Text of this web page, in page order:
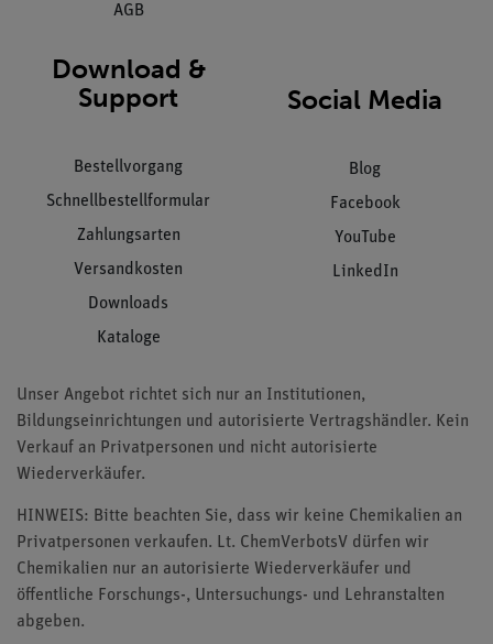
AGB
Download &
Support
Bestellvorgang
Schnellbestellformular
Zahlungsarten
Versandkosten
Downloads
Kataloge
Social Media
Blog
Facebook
YouTube
LinkedIn
Unser Angebot richtet sich nur an Institutionen,
Bildungseinrichtungen und autorisierte Vertragshändler. Kein
Verkauf an Privatpersonen und nicht autorisierte
Wiederverkäufer.
HINWEIS: Bitte beachten Sie, dass wir keine Chemikalien an
Privatpersonen verkaufen. Lt. ChemVerbotsV dürfen wir
Chemikalien nur an autorisierte Wiederverkäufer und
öffentliche Forschungs-, Untersuchungs- und Lehranstalten
abgeben.